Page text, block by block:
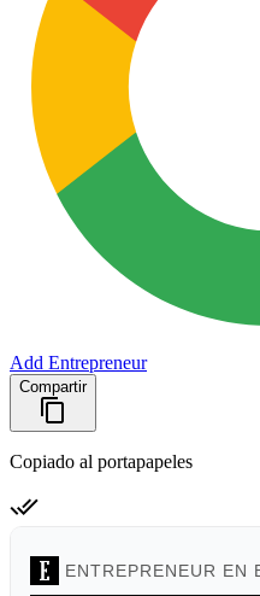
Add Entrepreneur
Compartir
Copiado al portapapeles